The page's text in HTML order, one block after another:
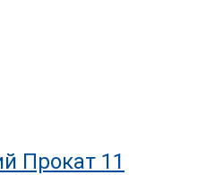
Прокат 11